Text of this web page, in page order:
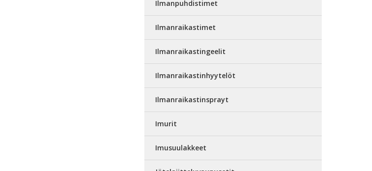
Ilmanpuhdistimet
Ilmanraikastimet
Ilmanraikastingeelit
Ilmanraikastinhyytelöt
Ilmanraikastinsprayt
Imurit
Imusuulakkeet